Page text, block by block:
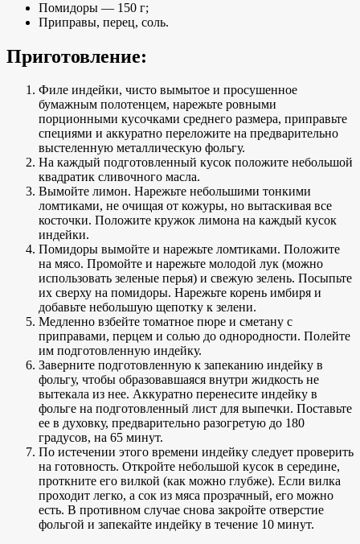
Помидоры — 150 г;
Приправы, перец, соль.
Приготовление:
Филе индейки, чисто вымытое и просушенное
бумажным полотенцем, нарежьте ровными
порционными кусочками среднего размера, приправьте
специями и аккуратно переложите на предварительно
выстеленную металлическую фольгу.
На каждый подготовленный кусок положите небольшой
квадратик сливочного масла.
Вымойте лимон. Нарежьте небольшими тонкими
ломтиками, не очищая от кожуры, но вытаскивая все
косточки. Положите кружок лимона на каждый кусок
индейки.
Помидоры вымойте и нарежьте ломтиками. Положите
на мясо. Промойте и нарежьте молодой лук (можно
использовать зеленые перья) и свежую зелень. Посыпьте
их сверху на помидоры. Нарежьте корень имбиря и
добавьте небольшую щепотку к зелени.
Медленно взбейте томатное пюре и сметану с
приправами, перцем и солью до однородности. Полейте
им подготовленную индейку.
Заверните подготовленную к запеканию индейку в
фольгу, чтобы образовавшаяся внутри жидкость не
вытекала из нее. Аккуратно перенесите индейку в
фольге на подготовленный лист для выпечки. Поставьте
ее в духовку, предварительно разогретую до 180
градусов, на 65 минут.
По истечении этого времени индейку следует проверить
на готовность. Откройте небольшой кусок в середине,
проткните его вилкой (как можно глубже). Если вилка
проходит легко, а сок из мяса прозрачный, его можно
есть. В противном случае снова закройте отверстие
фольгой и запекайте индейку в течение 10 минут.